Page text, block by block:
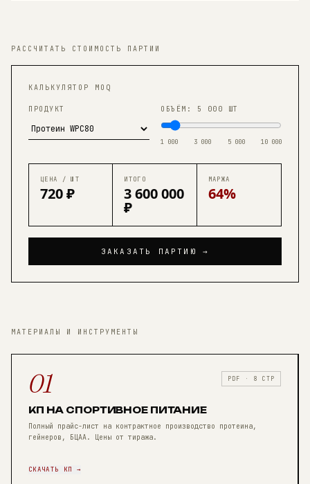
РАССЧИТАТЬ СТОИМОСТЬ ПАРТИИ
КАЛЬКУЛЯТОР MOQ
ПРОДУКТ ОБЪЁМ: 5 000 ШТ
1 000 3 000 5 000 10 000
ЦЕНА / ШТ
720 ₽
ИТОГО
3 600 000
₽
МАРЖА
64%
ЗАКАЗАТЬ ПАРТИЮ →
МАТЕРИАЛЫ И ИНСТРУМЕНТЫ
01 PDF · 8 СТР
КП НА СПОРТИВНОЕ ПИТАНИЕ
Полный прайс-лист на контрактное производство протеина,
гейнеров, БЦАА. Цены от тиража.
СКАЧАТЬ КП →